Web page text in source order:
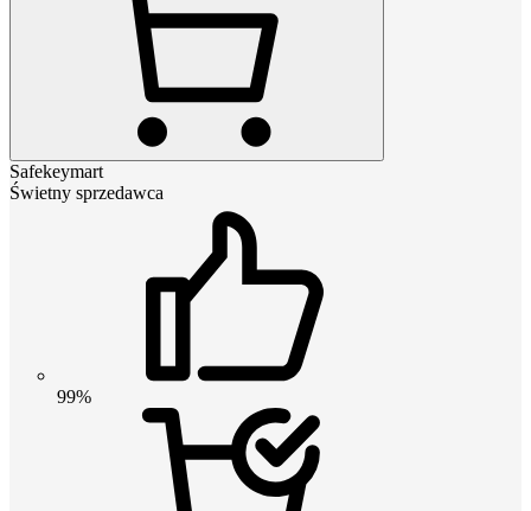
Safekeymart
Świetny sprzedawca
99%